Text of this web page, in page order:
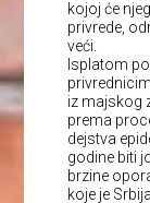
kojoj će
privrede,
veći.
Isplatom
iz majskog
prema
dejstva
godine biti
brzine
koje je